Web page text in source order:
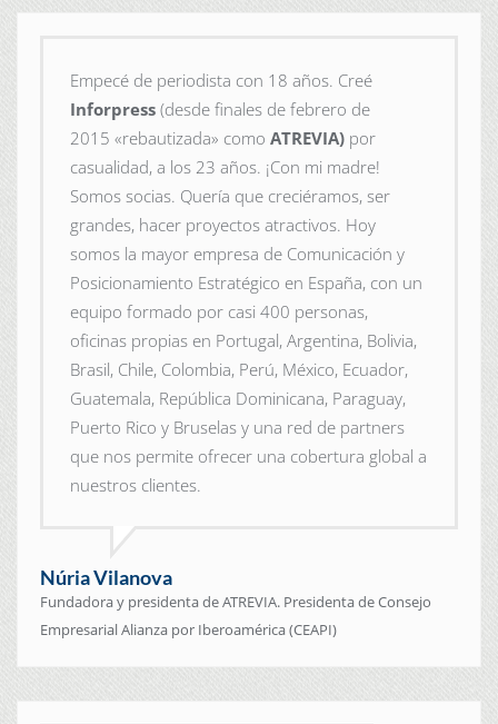
Empecé de periodista con 18 años. Creé
Inforpress (desde finales de febrero de
2015 «rebautizada» como ATREVIA) por
casualidad, a los 23 años. ¡Con mi madre!
Somos socias. Quería que creciéramos, ser
grandes, hacer proyectos atractivos. Hoy
somos la mayor empresa de Comunicación y
Posicionamiento Estratégico en España, con un
equipo formado por casi 400 personas,
oficinas propias en Portugal, Argentina, Bolivia,
Brasil, Chile, Colombia, Perú, México, Ecuador,
Guatemala, República Dominicana, Paraguay,
Puerto Rico y Bruselas y una red de partners
que nos permite ofrecer una cobertura global a
nuestros clientes.
Núria Vilanova
Fundadora y presidenta de ATREVIA. Presidenta de Consejo
Empresarial Alianza por Iberoamérica (CEAPI)